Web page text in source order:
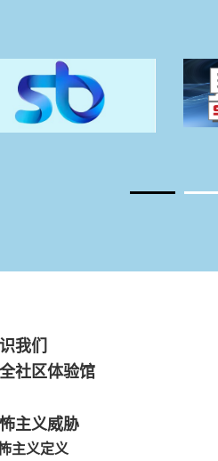
我们
社区体验馆
主义威胁
主义定义